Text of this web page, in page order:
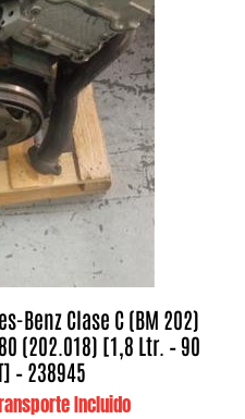
Benz Clase C (BM 202)
(202.018) [1,8 Ltr. – 90
– 238945
Incluido